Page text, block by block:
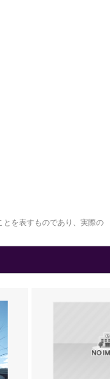
を表すものであり、実際の